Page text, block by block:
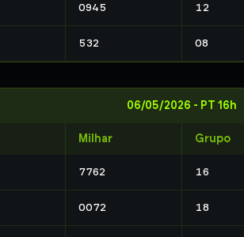
0945 12
532 08
06/05/2026 - PT 16h
Milhar Grupo
7762 16
0072 18